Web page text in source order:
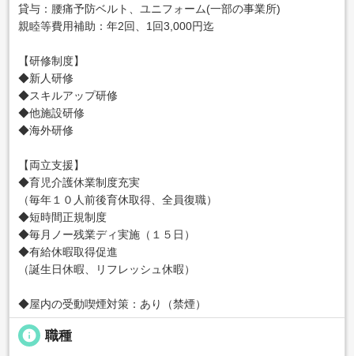
貸与：腰痛予防ベルト、ユニフォーム(一部の事業所)
親睦等費用補助：年2回、1回3,000円迄
【研修制度】
◆新人研修
◆スキルアップ研修
◆他施設研修
◆海外研修
【両立支援】
◆育児介護休業制度充実
（毎年１０人前後育休取得、全員復職）
◆短時間正規制度
◆毎月ノー残業ディ実施（１５日）
◆有給休暇取得促進
（誕生日休暇、リフレッシュ休暇）
◆屋内の受動喫煙対策：あり（禁煙）
info 職種